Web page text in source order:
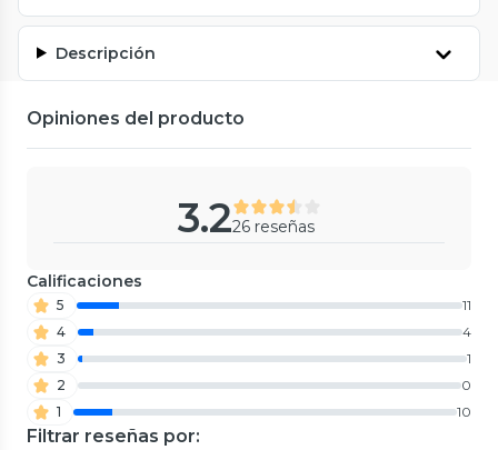
Descripción
Opiniones del producto
3.226 reseñas
Calificaciones
5
11
4
4
3
1
2
0
1
10
Filtrar reseñas por: